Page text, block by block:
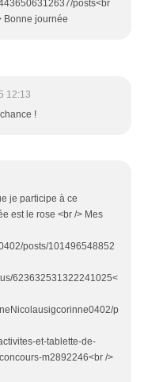
posts<br
Bonne journée
12:13
!
je participe à ce
est le rose <br /> Mes
posts/101496548852
623632531322241025<
p
et-tablette-de-
m2892246<br />